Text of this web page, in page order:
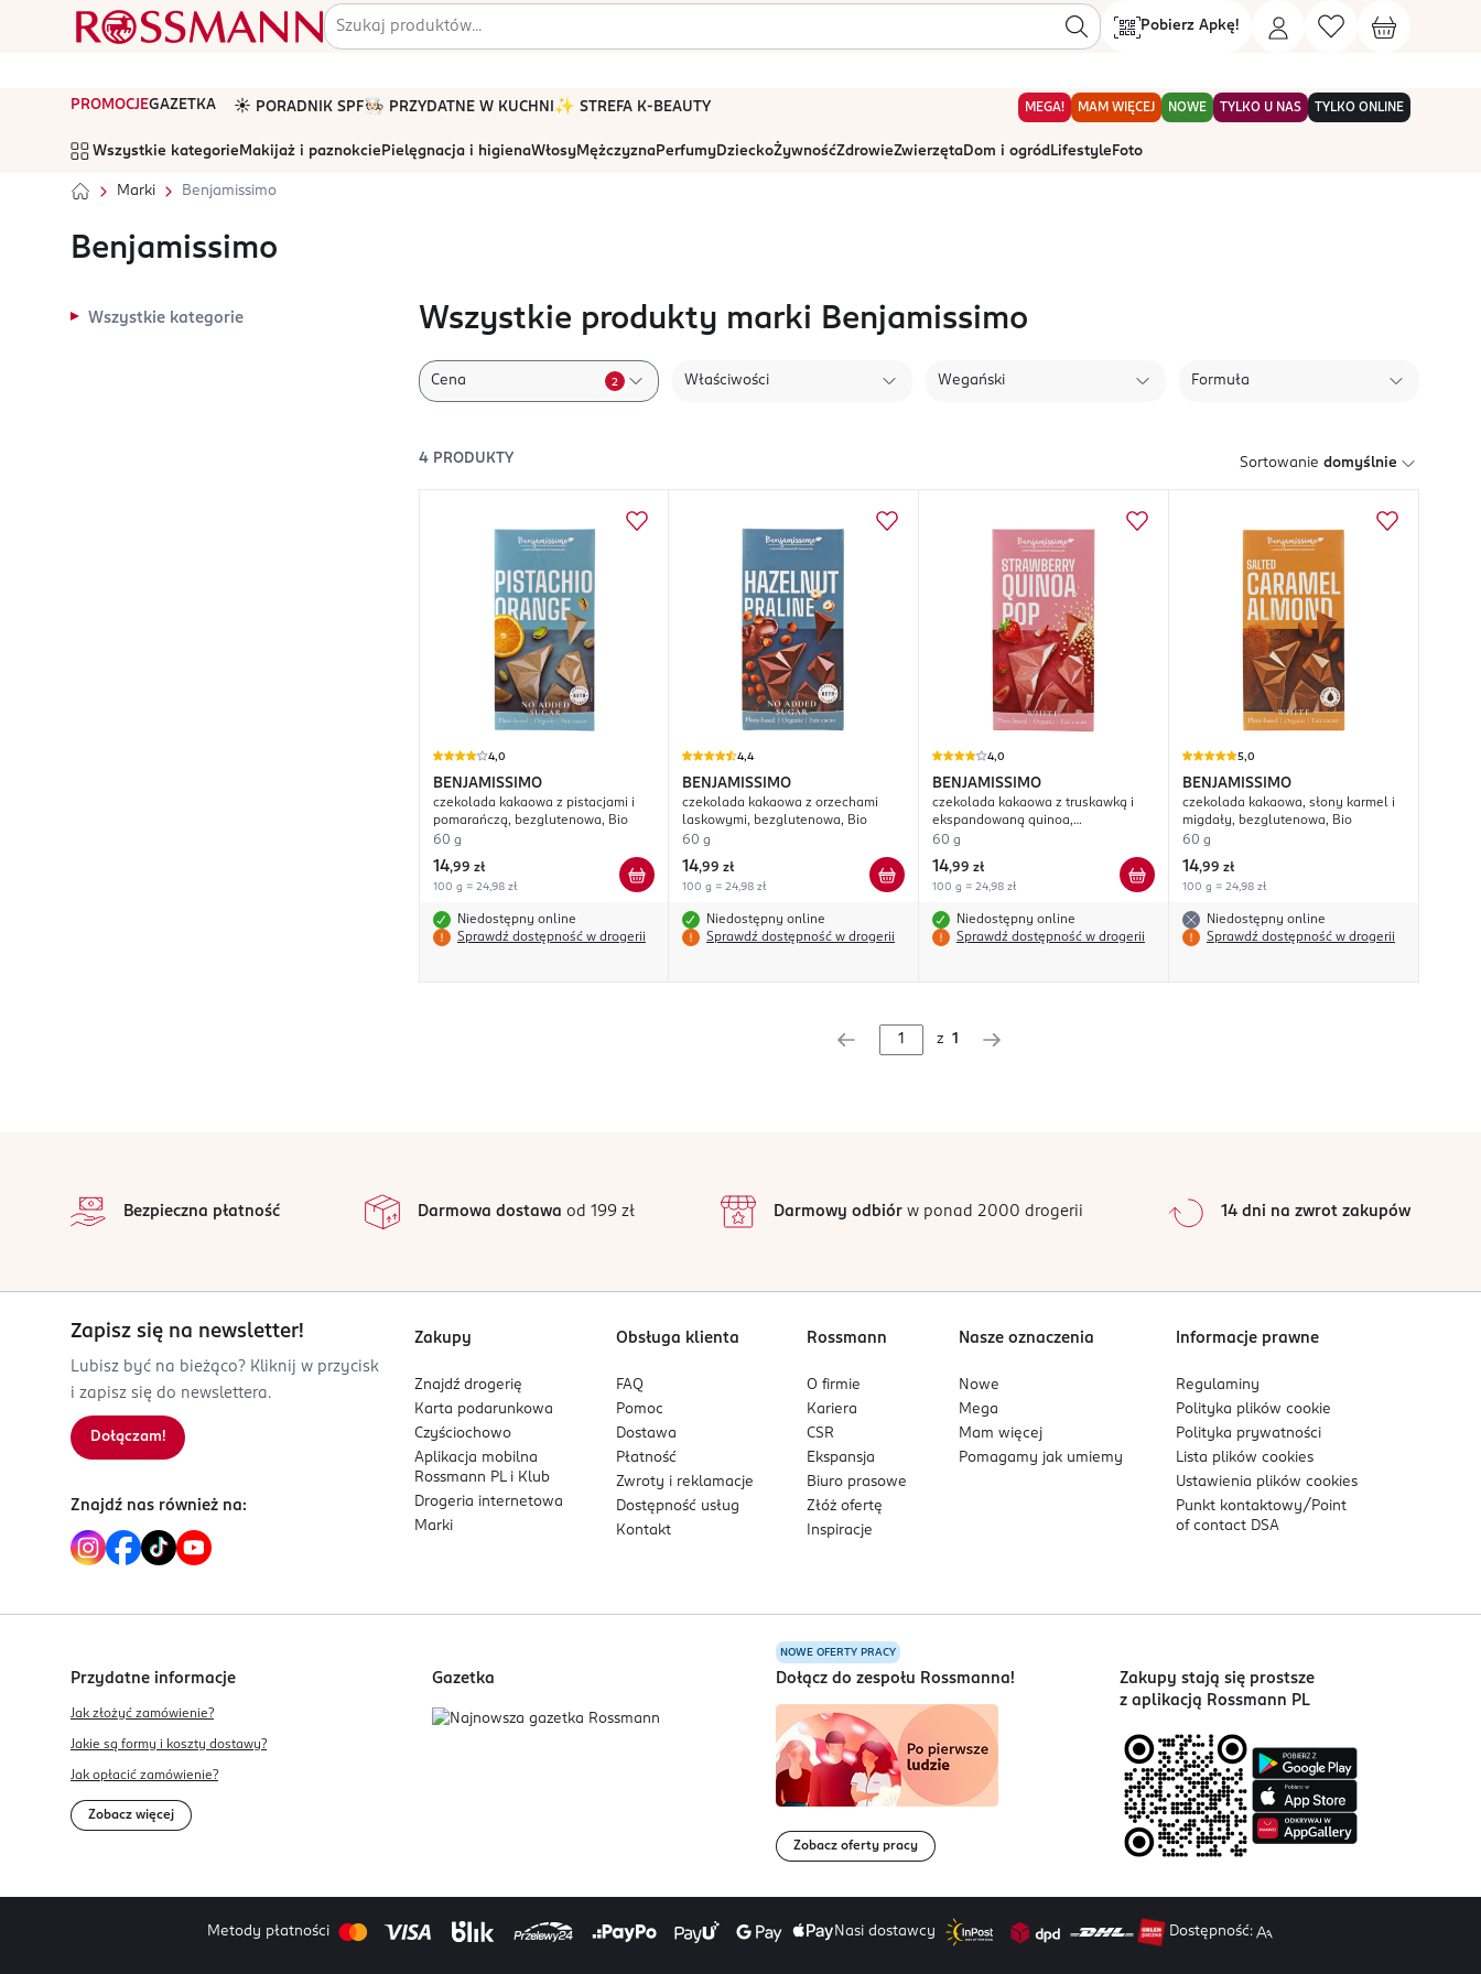
Pobierz Apkę!
PROMOCJEGAZETKA ☀️ PORADNIK SPF🧑🏻‍🍳 PRZYDATNE W KUCHNI ✨ STREFA K-BEAUTY MEGA! MAM WIĘCEJ NOWE TYLKO U NAS TYLKO ONLINE
Wszystkie kategorie Makijaż i paznokcie Pielęgnacja i higienaWłosyMężczyznaPerfumyDzieckoŻywnośćZdrowieZwierzętaDom i ogród Lifestyle Foto
Marki Benjamissimo
Benjamissimo
Wszystkie kategorie Wszystkie produkty marki Benjamissimo
Cena 2 Właściwości Wegański Formuła
4 PRODUKTY Sortowanie domyślnie
4,0
BENJAMISSIMO
czekolada kakaowa z pistacjami i
pomarańczą, bezglutenowa, Bio
60 g
14,99 zł
100 g = 24,98 zł
Niedostępny online
Sprawdź dostępność w drogerii
4,4
BENJAMISSIMO
czekolada kakaowa z orzechami
laskowymi, bezglutenowa, Bio
60 g
14,99 zł
100 g = 24,98 zł
Niedostępny online
Sprawdź dostępność w drogerii
4,0
BENJAMISSIMO
czekolada kakaowa z truskawką i
ekspandowaną quinoa,
bezglutenowa, Bio
60 g
14,99 zł
100 g = 24,98 zł
Niedostępny online
Sprawdź dostępność w drogerii
5,0
BENJAMISSIMO
czekolada kakaowa, słony karmel i
migdały, bezglutenowa, Bio
60 g
14,99 zł
100 g = 24,98 zł
Niedostępny online
Sprawdź dostępność w drogerii
z 1
Bezpieczna płatność Darmowa dostawa od 199 zł Darmowy odbiórw ponad 2000 drogerii 14 dni na zwrot zakupów
Zapisz się na newsletter!
Lubisz być na bieżąco? Kliknij w przycisk
i zapisz się do newslettera.
Dołączam!
Znajdź nas również na:
Zakupy
Znajdź drogerię
Karta podarunkowa
Czyściochowo
Aplikacja mobilna
Rossmann PL i Klub
Drogeria internetowa
Marki
Obsługa klienta
FAQ
Pomoc
Dostawa
Płatność
Zwroty i reklamacje
Dostępność usług
Kontakt
Rossmann
O firmie
Kariera
CSR
Ekspansja
Biuro prasowe
Złóż ofertę
Inspiracje
Nasze oznaczenia
Nowe
Mega
Mam więcej
Pomagamy jak umiemy
Informacje prawne
Regulaminy
Polityka plikówcookie
Polityka prywatności
Lista plikówcookies
Ustawienia plikówcookies
Punkt kontaktowy/ Point
of contact DSA
Przydatne informacje
Jak złożyć zamówienie?
Jakie są formy i koszty dostawy?
Jak opłacić zamówienie?
Zobacz więcej
Gazetka
NOWE OFERTY PRACY
Dołącz do zespołu Rossmanna!
Zobacz oferty pracy
Zakupy stają się prostsze
z aplikacją Rossmann PL
Metody płatności Nasi dostawcy Dostępność: